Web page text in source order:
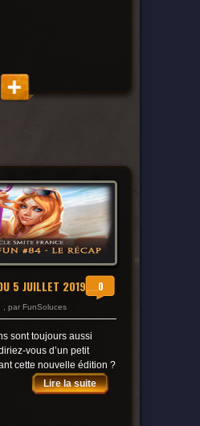
0
5 JUILLET 2019,...
, par FunSoluces
sont toujours aussi
vous d’un petit
cette nouvelle édition ?
Lire la suite